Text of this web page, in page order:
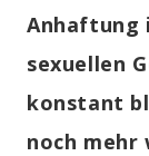
Anhaftung
sexuellen
konstant
noch mehr